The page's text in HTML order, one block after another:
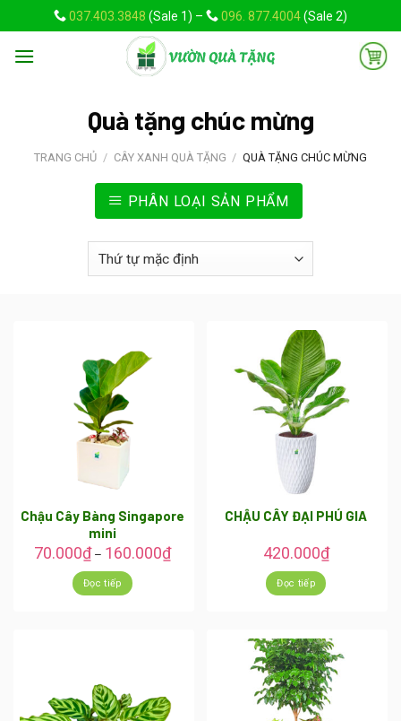
to
content
037.403.3848 (Sale 1) – 096. 877.4004(Sale 2)
Quà tặng chúc mừng
TRANG CHỦ / CÂY XANH QUÀ TẶNG / QUÀ TẶNG CHÚC MỪNG
PHÂN LOẠI SẢN PHẨM
Chậu Cây Bàng Singapore
mini
70.000₫– 160.000₫
Đọc tiếp
CHẬU CÂY ĐẠI PHÚ GIA
420.000₫
Đọc tiếp